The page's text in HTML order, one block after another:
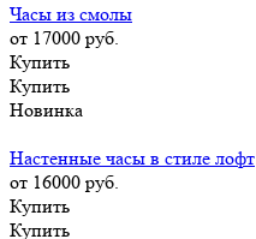
Часы из смолы
от 17000 руб.
Купить
Купить
Новинка
Настенные часы в стиле лофт
от 16000 руб.
Купить
Купить